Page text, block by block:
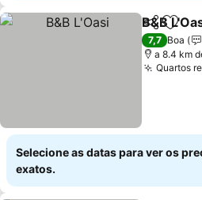
Partilhar
B&B
7,7 Boa
a 8.4 km
Quartos
Selecione as datas para ver os
exatos.